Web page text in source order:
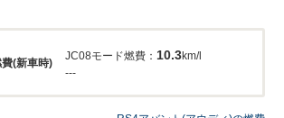
(新車時)
JC08モード燃費： 10.3km/l
---